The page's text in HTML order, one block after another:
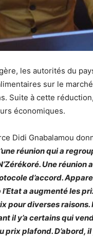
les autorités du
sur le
Suite à cette
économiques.
Didi Gnabalamou
réunion qui a
Une réunion
d’accord.
a augmenté les
pour diverses raisons.
il y’a certains qui
prix plafond. D’abord, il